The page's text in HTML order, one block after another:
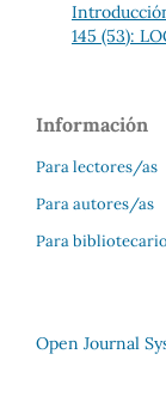
145 (53):
Información
Para lectores/as
Para autores/as
Para
Open Journal